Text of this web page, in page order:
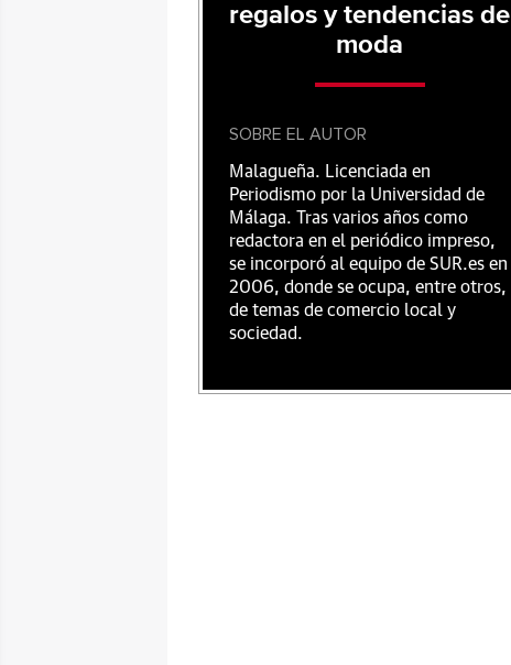
regalos y tendencias de
moda
SOBRE EL AUTOR
Malagueña. Licenciada en
Periodismo por la Universidad de
Málaga. Tras varios años como
redactora en el periódico impreso,
se incorporó al equipo de SUR.es en
2006, donde se ocupa, entre otros,
de temas de comercio local y
sociedad.